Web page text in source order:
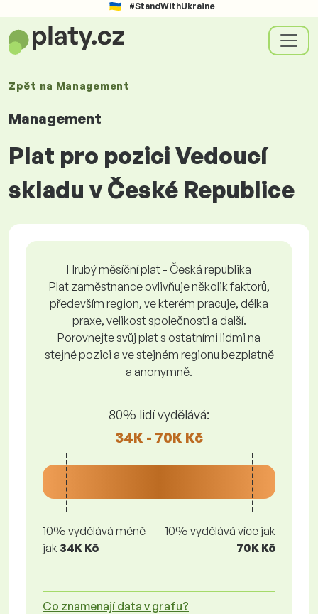
#StandWithUkraine
Zpět na Management
Management
Plat pro pozici Vedoucí
skladu v České Republice
Hrubý měsíční plat - Česká republika
Plat zaměstnance ovlivňuje několik faktorů,
především region, ve kterém pracuje, délka
praxe, velikost společnosti a další.
Porovnejte svůj plat s ostatními lidmi na
stejné pozici a ve stejném regionu bezplatně
a anonymně.
80% lidí vydělává:
34K - 70K Kč
10% vydělává méně
jak 34K Kč
10% vydělává více jak
70K Kč
Co znamenají data v grafu?